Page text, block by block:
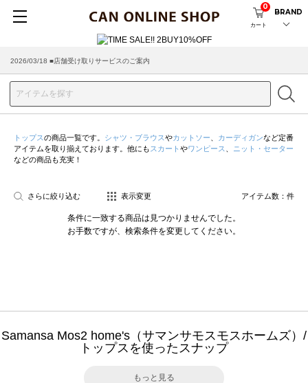
カート
0
BRAND
2026/03/18 ■店舗受け取りサービスのご案内
トップスの商品一覧です。 シャツ・ブラウスやカットソー カーディガンなど定番
アイテムを取り揃えております。他にも スカート やワンピース
ニット・セーター
などの商品も充実！
さらに絞り込む 表示変更 アイテム数： 件
条件に一致する商品は見つかりませんでした。
お手数ですが、検索条件を変更してください。
Samansa Mos2 home's（サマンサモスモスホームズ）/
トップスを使ったスナップ
もっと見る